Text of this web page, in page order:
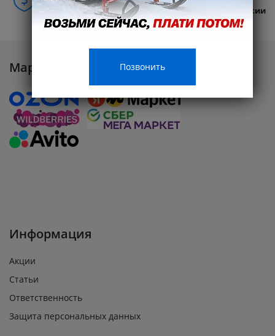
Авторизованные сервисные центры по всей России
Маркетплейсы
Информация
Акции
Статьи
Ответственность
Защита персональных данных
Позвонить